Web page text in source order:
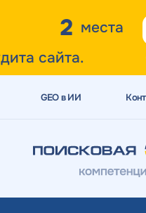
2 места
сайта.
GEO в ИИ